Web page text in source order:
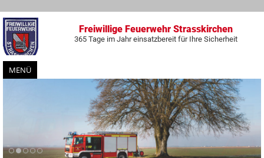
Freiwillige Feuerwehr Strasskirchen
365 Tage im Jahr einsatzbereit für Ihre Sicherheit
MENÜ
Zum
Inhalt
springen